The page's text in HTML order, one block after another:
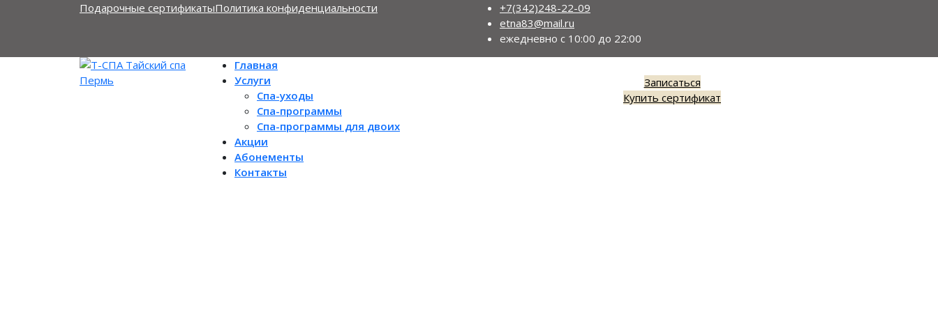
Подарочные сертификатыПолитика конфиденциальности
+7(342)248-22-09
etna83@mail.ru
ежедневно с 10:00 до 22:00
Главная
Услуги
Спа-уходы
Спа-программы
Спа-программы для двоих
Акции
Абонементы
Контакты
Записаться
Купить сертификат